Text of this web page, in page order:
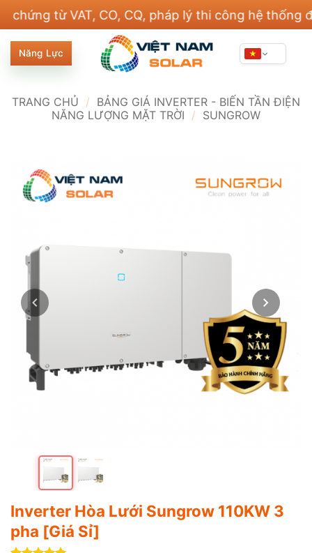
nội
dung
từ VAT, CO, CQ, pháp lý thi công hệ thống điện
Năng Lực
TRANG CHỦ / BẢNG GIÁ INVERTER - BIẾN TẦN ĐIỆN
NĂNG LƯỢNG MẶT TRỜI / SUNGROW
Inverter Hòa Lưới Sungrow 110KW 3
pha [Giá Sỉ]